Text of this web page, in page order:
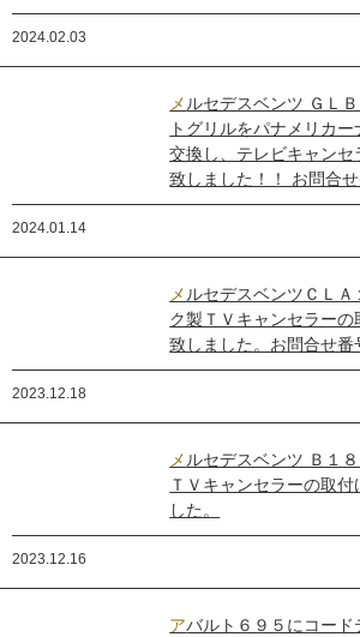
2024.02.03
メルセデスベンツ ＧＬＢ２００ｄ のフロン
トグリルをパナメリカ
交換し、テレビキャンセ
致しました！！ お問合
2024.01.14
メルセデスベンツＣＬＡ１８０にコードテッ
ク製ＴＶキャンセラー
致しました。お問合せ番
2023.12.18
メルセデスベンツ Ｂ１８０にコードテック製
ＴＶキャンセラーの取付
した。
2023.12.16
アバルト６９５にコードテック製ＥＸＣ(バル